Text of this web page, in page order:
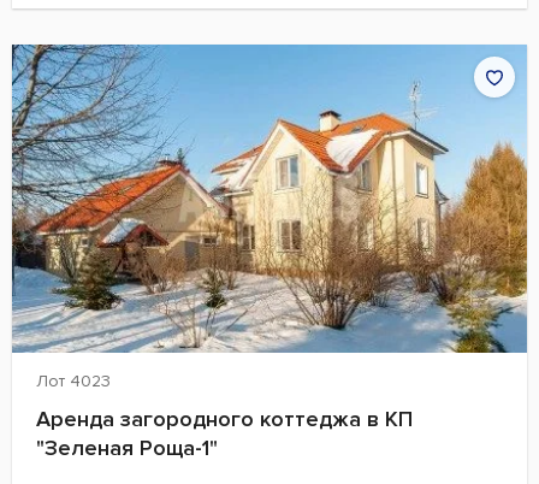
Лот 4023
Аренда загородного коттеджа в КП
"Зеленая Роща-1"